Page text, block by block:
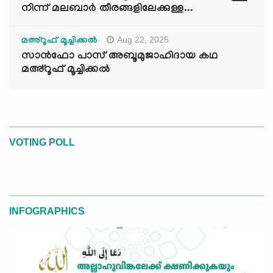
നിന്ന് മലബാർ തീരങ്ങളിലേക്കുള്ള...
മഅ്റൂഫ് മൂച്ചിക്കല്‍ Aug 22, 2025
സാൻഫോ പാസ് അബൂമുജാഹിദായ കഥ
മഅ്റൂഫ് മൂച്ചിക്കല്‍
VOTING POLL
INFOGRAPHICS